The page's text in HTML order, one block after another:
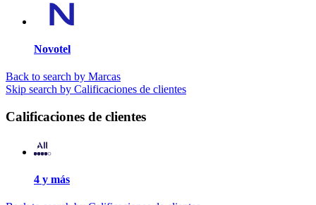
Novotel
Back to search by Marcas
Skip search by Calificaciones de clientes
Calificaciones de clientes
4 y más